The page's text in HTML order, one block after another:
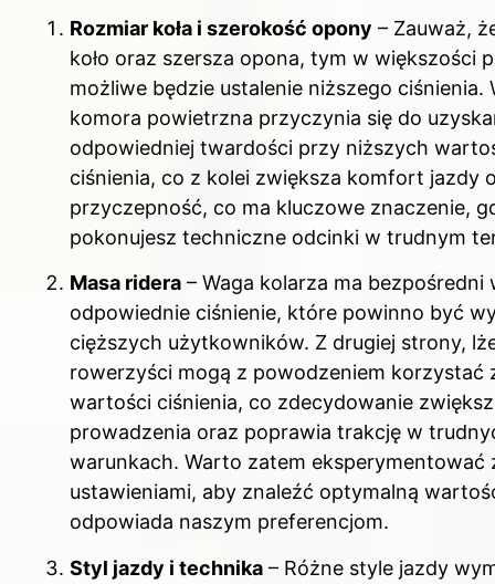
Rozmiar koła i szerokość opony – Zauważ,
koło oraz szersza opona, tym w większości
możliwe będzie ustalenie niższego ciśnienia.
komora powietrzna przyczynia się do
odpowiedniej twardości przy niższych
ciśnienia, co z kolei zwiększa komfort jazdy
przyczepność, co ma kluczowe znaczenie,
pokonujesz techniczne odcinki w trudnym
Masa ridera – Waga kolarza ma bezpośredni
odpowiednie ciśnienie, które powinno być
cięższych użytkowników. Z drugiej strony,
rowerzyści mogą z powodzeniem korzystać
wartości ciśnienia, co zdecydowanie
prowadzenia oraz poprawia trakcję w
warunkach. Warto zatem eksperymentować
ustawieniami, aby znaleźć optymalną
odpowiada naszym preferencjom.
Styl jazdy i technika – Różne style jazdy